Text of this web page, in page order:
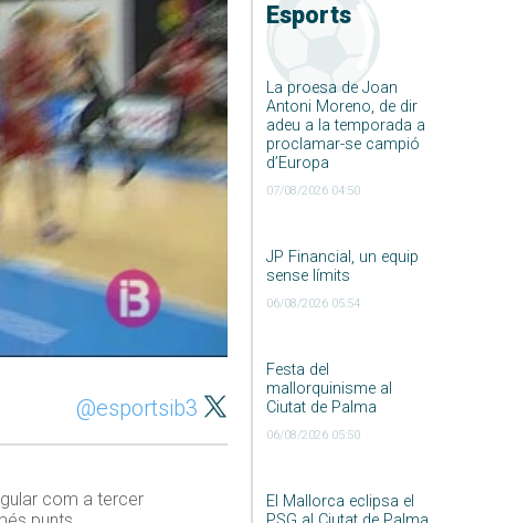
Esports
La proesa de Joan
Antoni Moreno, de dir
adeu a la temporada a
proclamar-se campió
d’Europa
07/08/2026 04:50
JP Financial, un equip
sense límits
06/08/2026 05:54
Festa del
mallorquinisme al
Ciutat de Palma
06/08/2026 05:50
El Mallorca eclipsa el
@esportsib3
com a tercer